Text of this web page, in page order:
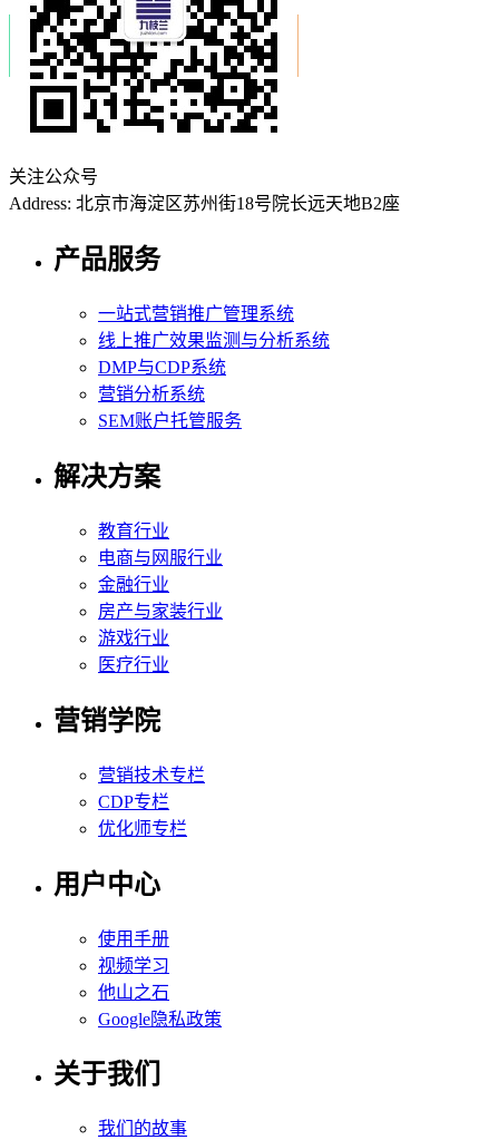
关注公众号
Address: 北京市海淀区苏州街18号院长远天地B2座
产品服务
一站式营销推广管理系统
线上推广效果监测与分析系统
DMP与CDP系统
营销分析系统
SEM账户托管服务
解决方案
教育行业
电商与网服行业
金融行业
房产与家装行业
游戏行业
医疗行业
营销学院
营销技术专栏
CDP专栏
优化师专栏
用户中心
使用手册
视频学习
他山之石
Google隐私政策
关于我们
我们的故事